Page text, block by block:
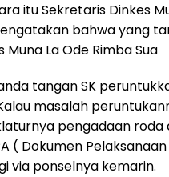
itu Sekretaris Dinkes
bahwa yang
Muna La Ode Rimba Sua
tangan SK
masalah
pengadaan roda
( Dokumen
via ponselnya kemarin.